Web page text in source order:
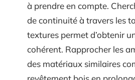
à prendre en compte.
de continuité à travers les
textures permet d’obtenir
cohérent. Rapprocher les
des matériaux similaires